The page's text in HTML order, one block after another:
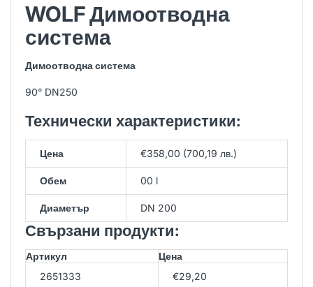
WOLF Димоотводна
система
Димоотводна система
90° DN250
Технически характеристики:
Цена €358,00 (700,19 лв.)
Обем 00 l
Диаметър DN 200
Свързани продукти:
Артикул
Цена
2651333
€29,20